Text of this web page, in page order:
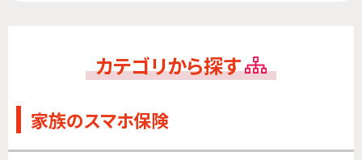
カテゴリから探す
家族のスマホ保険